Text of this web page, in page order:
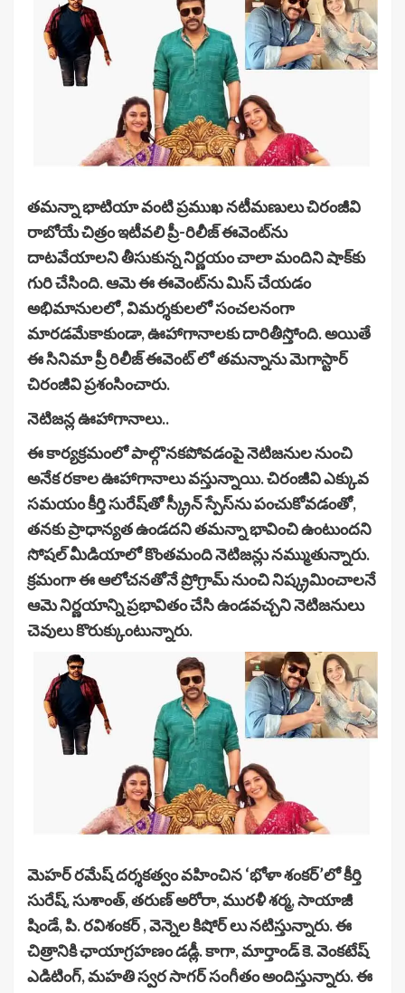
తమన్నా భాటియా వంటి ప్రముఖ నటీమణులు చిరంజీవి
రాబోయే చిత్రం ఇటీవలి ప్రీ-రిలీజ్ ఈవెంట్‌ను
దాటవేయాలని తీసుకున్న నిర్ణయం చాలా మందిని షాక్‌కు
గురి చేసింది. ఆమె ఈ ఈవెంట్‌ను మిస్ చేయడం
అభిమానులలో, విమర్శకులలో సంచలనంగా
మారడమేకాకుండా, ఊహాగానాలకు దారితీస్తోంది. అయితే
ఈ సినిమా ప్రీ రిలీజ్ ఈవెంట్ లో తమన్నాను మెగాస్టార్
చిరంజీవి ప్రశంసించారు.
నెటిజన్ల ఊహాగానాలు..
ఈ కార్యక్రమంలో పాల్గొనకపోవడంపై నెటిజనుల నుంచి
అనేక రకాల ఊహాగానాలు వస్తున్నాయి. చిరంజీవి ఎక్కువ
సమయం కీర్తి సురేష్‌తో స్క్రీన్ స్పేస్‌ను పంచుకోవడంతో,
తనకు ప్రాధాన్యత ఉండదని తమన్నా భావించి ఉంటుందని
సోషల్ మీడియాలో కొంతమంది నెటిజన్లు నమ్ముతున్నారు.
క్రమంగా ఈ ఆలోచనతోనే ప్రోగ్రామ్ నుంచి నిష్క్రమించాలనే
ఆమె నిర్ణయాన్ని ప్రభావితం చేసి ఉండవచ్చని నెటిజనులు
చెవులు కొరుక్కుంటున్నారు.
మెహర్ రమేష్ దర్శకత్వం వహించిన ‘భోళా శంకర్’లో కీర్తి
సురేష్, సుశాంత్, తరుణ్ అరోరా, మురళీ శర్మ, సాయాజీ
షిండే, పి. రవిశంకర్ , వెన్నెల కిషోర్ లు నటిస్తున్నారు. ఈ
చిత్రానికి ఛాయాగ్రహణం డడ్లీ. కాగా, మార్తాండ్ కె. వెంకటేష్
ఎడిటింగ్, మహతి స్వర సాగర్ సంగీతం అందిస్తున్నారు. ఈ